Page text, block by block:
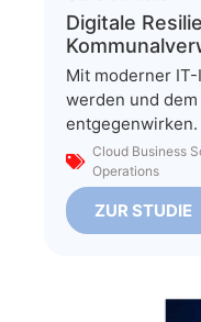
Digitale
Mit moderner
werden und
entgegenwirken.
Cloud Business
Operations
ZUR STUDIE